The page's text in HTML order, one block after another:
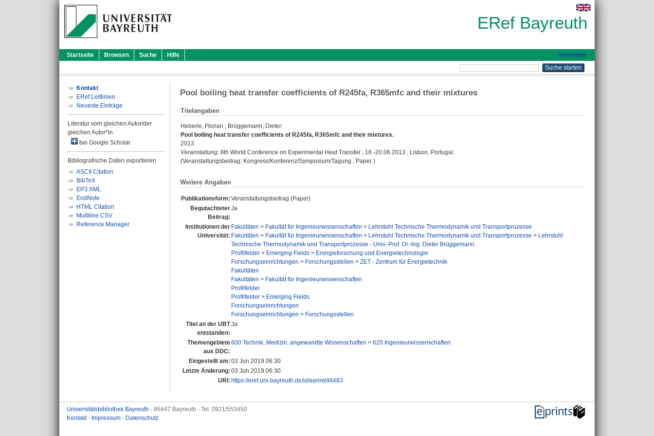
ERef Bayreuth
Startseite Browsen Suche Hilfe Anmelden
Kontakt
ERef Leitlinien
Neueste Einträge
Literatur vom gleichen Autor/der
gleichen Autor*in
bei Google Scholar
Bibliografische Daten exportieren
ASCII Citation
BibTeX
EP3 XML
EndNote
HTML Citation
Multiline CSV
Reference Manager
Pool boiling heat transfer coefficients of R245fa, R365mfc and their mixtures
Titelangaben
Heberle, Florian ; Brüggemann, Dieter:
Pool boiling heat transfer coefficients of R245fa, R365mfc and their mixtures.
2013
Veranstaltung: 8th World Conference on Experimental Heat Transfer , 16.-20.06.2013 , Lisbon, Portugal.
(Veranstaltungsbeitrag: Kongress/Konferenz/Symposium/Tagung , Paper )
Weitere Angaben
Publikationsform: Veranstaltungsbeitrag (Paper)
Begutachteter
Beitrag:
Ja
Institutionen der
Universität:
Fakultäten > Fakultät für Ingenieurwissenschaften > Lehrstuhl Technische Thermodynamik und Transportprozesse
Fakultäten > Fakultät für Ingenieurwissenschaften > Lehrstuhl Technische Thermodynamik und Transportprozesse > Lehrstuhl
Technische Thermodynamik und Transportprozesse - Univ.-Prof. Dr.-Ing. Dieter Brüggemann
Profilfelder > Emerging Fields > Energieforschung und Energietechnologie
Forschungseinrichtungen > Forschungsstellen > ZET - Zentrum für Energietechnik
Fakultäten
Fakultäten > Fakultät für Ingenieurwissenschaften
Profilfelder
Profilfelder > Emerging Fields
Forschungseinrichtungen
Forschungseinrichtungen > Forschungsstellen
Titel an der UBT
entstanden:
Ja
Themengebiete
aus DDC:
600 Technik, Medizin, angewandte Wissenschaften > 620 Ingenieurwissenschaften
Eingestellt am: 03 Jun 2019 06:30
Letzte Änderung: 03 Jun 2019 06:30
URI: https://eref.uni-bayreuth.de/id/eprint/48483
Universitätsbibliothek Bayreuth - 95447 Bayreuth - Tel. 0921/553450
Kontakt- Impressum - Datenschutz